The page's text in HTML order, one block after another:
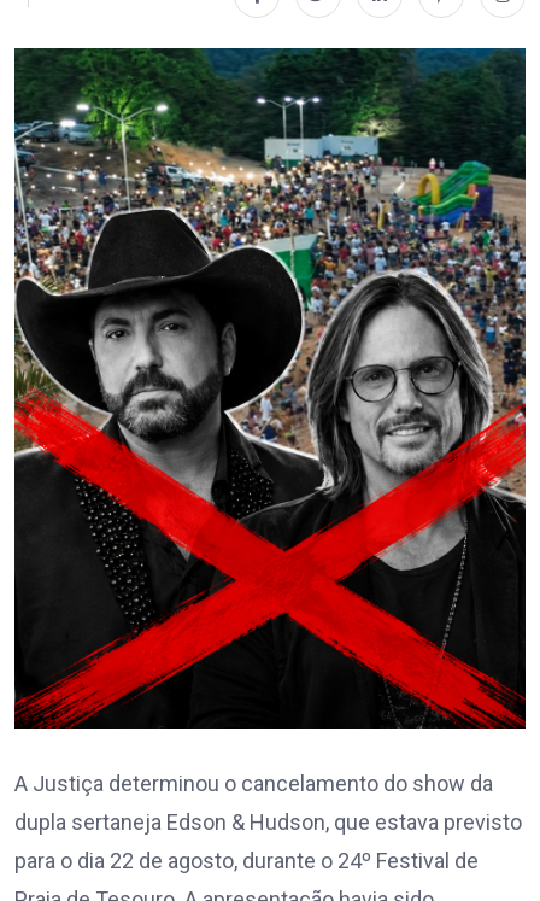
A Justiça determinou o cancelamento do show da
dupla sertaneja Edson & Hudson, que estava previsto
para o dia 22 de agosto, durante o 24º Festival de